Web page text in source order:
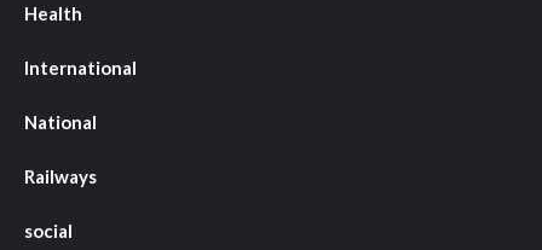
Health
International
National
Railways
social